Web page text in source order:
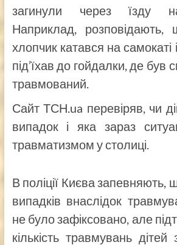
загинули через їзду
Наприклад, розповідають,
хлопчик катався на самокаті
під’їхав до гойдалки, де
травмований.
Сайт ТСН.ua перевіряв, чи
випадок і яка зараз
травматизмом у столиці.
В поліції Києва запевняють,
випадків внаслідок
не було зафіксовано, але
кількість травмувань дітей